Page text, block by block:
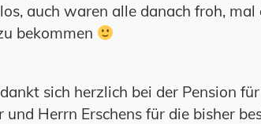
auch waren alle danach froh,
bekommen
sich herzlich bei der Pension
und Herrn Erschens für die bisher